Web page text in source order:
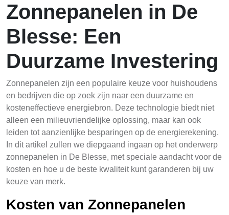
Zonnepanelen in De
Blesse: Een
Duurzame Investering
Zonnepanelen zijn een populaire keuze voor huishoudens
en bedrijven die op zoek zijn naar een duurzame en
kosteneffectieve energiebron. Deze technologie biedt niet
alleen een milieuvriendelijke oplossing, maar kan ook
leiden tot aanzienlijke besparingen op de energierekening.
In dit artikel zullen we diepgaand ingaan op het onderwerp
zonnepanelen in De Blesse, met speciale aandacht voor de
kosten en hoe u de beste kwaliteit kunt garanderen bij uw
keuze van merk.
Kosten van Zonnepanelen